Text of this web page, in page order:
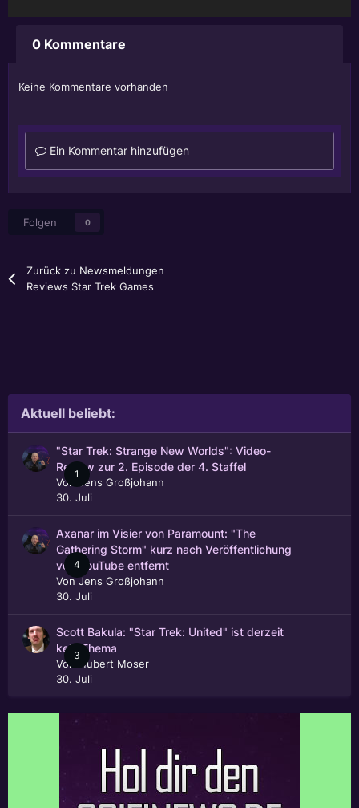
0 Kommentare
Keine Kommentare vorhanden
Ein Kommentar hinzufügen
Folgen 0
Zurück zu Newsmeldungen
Reviews Star Trek Games
Aktuell beliebt:
1
"Star Trek: Strange New Worlds": Video-
Review zur 2. Episode der 4. Staffel
Von
Jens Großjohann
30. Juli
4
Axanar im Visier von Paramount: "The
Gathering Storm" kurz nach Veröffentlichung
von YouTube entfernt
VonJens Großjohann
30. Juli
3
Scott Bakula: "Star Trek: United" ist derzeit
kein Thema
Von
Hubert Moser
30. Juli